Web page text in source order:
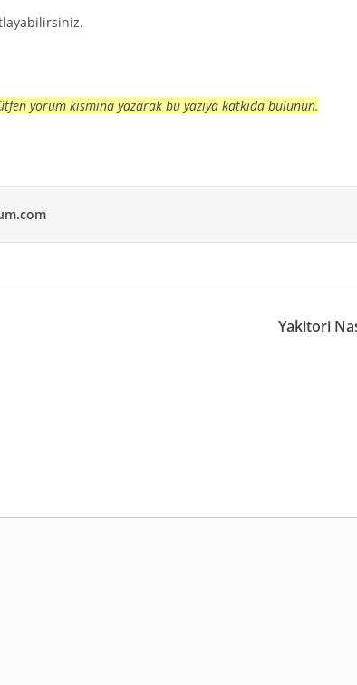
yorum kısmına yazarak bu yazıya katkıda bulunun.
Yakitori